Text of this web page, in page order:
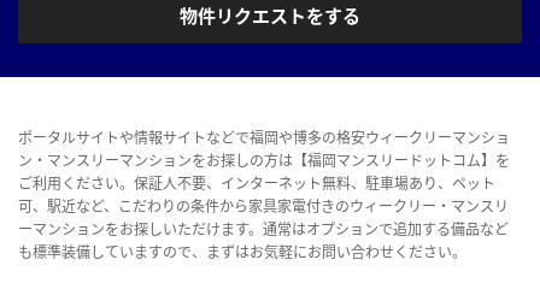
物件リクエストをする
ポータルサイトや情報サイトなどで福岡や博多の格安ウィークリーマンショ
ン・マンスリーマンションをお探しの方は【福岡マンスリードットコム】を
ご利用ください。保証人不要、インターネット無料、駐車場あり、ペット
可、駅近など、こだわりの条件から家具家電付きのウィークリー・マンスリ
ーマンションをお探しいただけます。通常はオプションで追加する備品など
も標準装備していますので、まずはお気軽にお問い合わせください。